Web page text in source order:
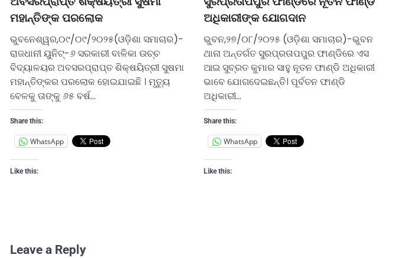
ମହାନ୍ତିଙ୍କ ପରଲୋକ
ଭୁବନେଶ୍ୱର,୦୯/୦୯/୨୦୨୫(ଓଡ଼ିଶା ସମାଚାର)-
ରାଜଧାନୀ ୟୁନିଟ୍-୬ ସରକାରୀ ବାଳିକା ଉଚ୍ଚ
ବିଦ୍ୟାଳୟର ଅବସରପ୍ରାପ୍ତ ଶିକ୍ଷୟିତ୍ରୀ ସୁଷମା
ମହାନ୍ତିଙ୍କର ପରଲୋକ ହୋଇଯାଇଛି । ମୃତୁ୍ୟ
ବେଳକୁ ତାଙ୍କୁ ୬୫ ବର୍ଷ…
Share this:
WhatsApp
Like this:
ଅଧିକାରୀଙ୍କ ଯୋଗଦାନ
ଭୁବନ,୨୭/୦୮/୨୦୨୫ (ଓଡ଼ିଶା ସମାଚାର)-ଭୁବନ
ଥାନା ଅନ୍ତର୍ଗତ ସୁରପ୍ରତାପପୁର ଫାଣ୍ଡିରେ ଏସ
ଆଇ ସୁବ୍ରତ କୁମାର ସାହୁ ନୂତନ ଫାଣ୍ଡି ଅଧିକାରୀ
ଭାବେ ଯୋଗଦେଇଛନ୍ତି। ପୂର୍ବତନ ଫାଣ୍ଡି
ଅଧିକାରୀ…
Share this:
WhatsApp
Like this:
Leave a Reply